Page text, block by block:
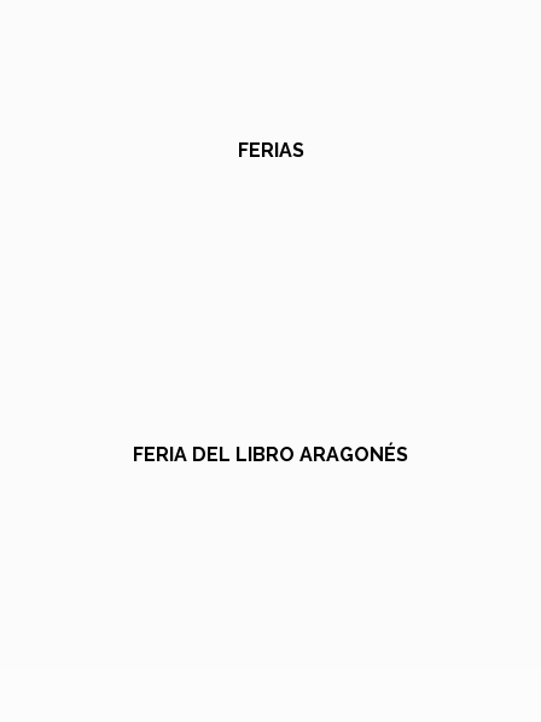
FERIAS
FERIA DEL LIBRO ARAGONÉS